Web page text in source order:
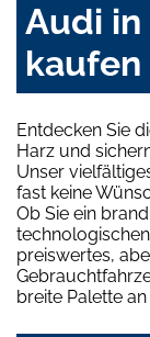
Audi in
kaufen
Entdecken Sie
Harz und
Unser
fast keine
Ob Sie ein
preiswertes,
breite Palette